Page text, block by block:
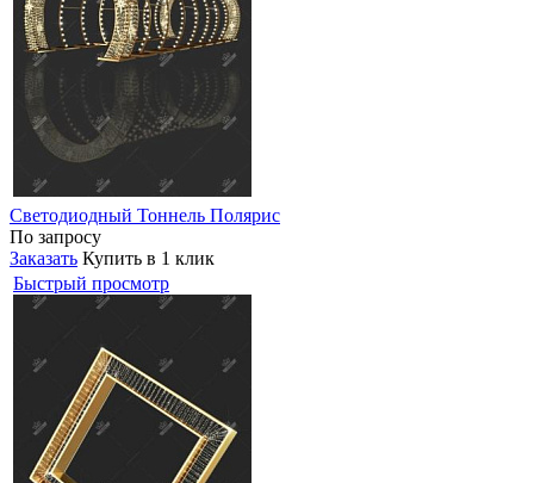
Светодиодный Тоннель Полярис
По запросу
Заказать Купить в 1 клик
Быстрый просмотр